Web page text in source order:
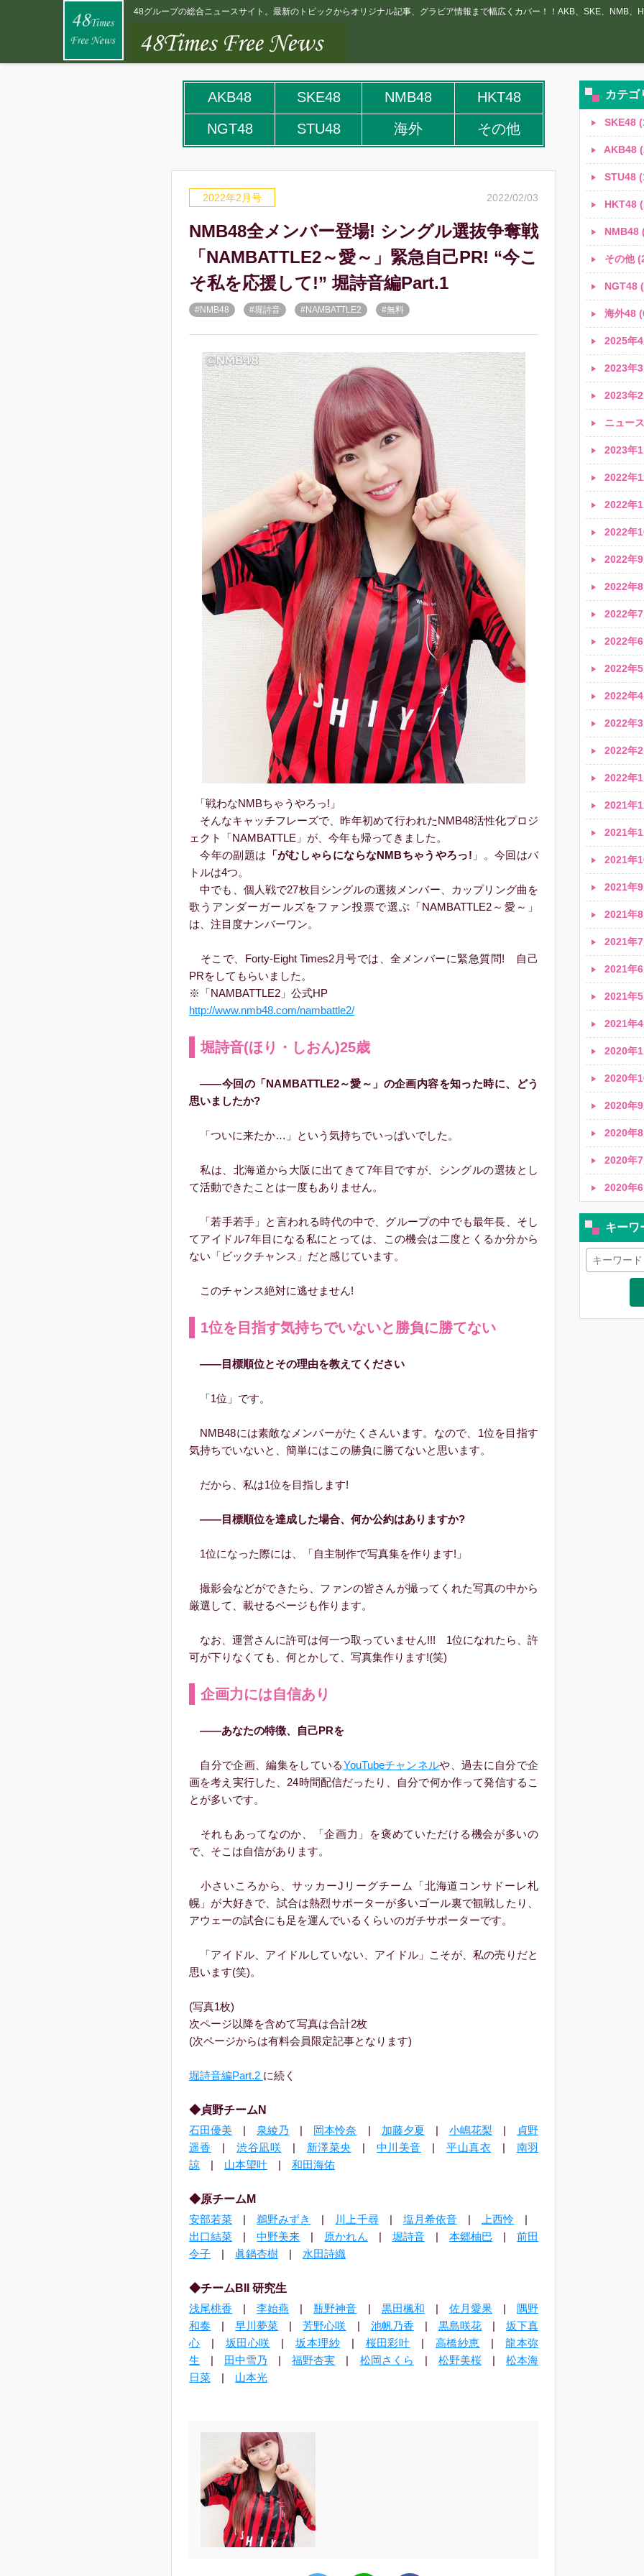
48グループの総合ニュースサイト。最新のトピックからオリジナル記事、グラビア情報まで幅広くカバー！！AKB、SKE、NMB、
AKB48 SKE48 NMB48
HKT48
NGT48
STU48 海外 その他
2022年2月号 2022/02/03
NMB48全メンバー登場! シングル選抜争奪戦
「NAMBATTLE2～愛～」緊急自己PR! “今こ
そ私を応援して!” 堀詩音編Part.1
#NMB48 #堀詩音 #NAMBATTLE2 #無料
「戦わなNMBちゃうやろっ!」
そんなキャッチフレーズで、昨年初めて行われたNMB48活性化プロジ
ェクト「NAMBATTLE」が、今年も帰ってきました。
今年の副題は 「がむしゃらにならなNMBちゃうやろっ! 」。今回はバ
トルは4つ。
中でも、個人戦で27枚目シングルの選抜メンバー、カップリング曲を
歌うアンダーガールズをファン投票で選ぶ「NAMBATTLE2～愛～」
は、注目度ナンバーワン。
そこで、Forty-Eight Times2月号では、全メンバーに緊急質問! 自己
PRをしてもらいました。
※「NAMBATTLE2」公式HP
http://www.nmb48.com/nambattle2/
堀詩音(ほり・しおん)25歳
――今回の「NAMBATTLE2～愛～」の企画内容を知った時に、どう
思いましたか?
「ついに来たか…」という気持ちでいっぱいでした。
私は、北海道から大阪に出てきて7年目ですが、シングルの選抜とし
て活動できたことは一度もありません。
「若手若手」と言われる時代の中で、グループの中でも最年長、そし
てアイドル7年目になる私にとっては、この機会は二度とくるか分から
ない「ビックチャンス」だと感じています。
このチャンス絶対に逃せません!
1位を目指す気持ちでいないと勝負に勝てない
――目標順位とその理由を教えてください
「1位」です。
NMB48には素敵なメンバーがたくさんいます。なので、1位を目指す
気持ちでいないと、簡単にはこの勝負に勝てないと思います。
だから、私は1位を目指します!
――目標順位を達成した場合、何か公約はありますか?
1位になった際には、「自主制作で写真集を作ります!」
撮影会などができたら、ファンの皆さんが撮ってくれた写真の中から
厳選して、載せるページも作ります。
なお、運営さんに許可は何一つ取っていません!!! 1位になれたら、許
可が下りなくても、何とかして、写真集作ります!(笑)
企画力には自信あり
――あなたの特徴、自己PRを
自分で企画、編集をしているYouTubeチャンネルや、過去に自分で企
画を考え実行した、24時間配信だったり、自分で何か作って発信するこ
とが多いです。
それもあってなのか、「企画力」を褒めていただける機会が多いの
で、そこは自信があります。
小さいころから、サッカーJリーグチーム「北海道コンサドーレ札
幌」が大好きで、試合は熱烈サポーターが多いゴール裏で観戦したり、
アウェーの試合にも足を運んでいるくらいのガチサポーターです。
「アイドル、アイドルしていない、アイドル」こそが、私の売りだと
思います(笑)。
(写真1枚)
次ページ以降を含めて写真は合計2枚
(次ページからは有料会員限定記事となります)
堀詩音編Part.2 に続く
◆貞野チームN
石田優美 | 泉綾乃 | 岡本怜奈 | 加藤夕夏 | 小嶋花梨 |
貞野
遥香
|渋谷凪咲 | 新澤菜央 | 中川美音 |平山真衣 | 南羽
諒 | 山本望叶 | 和田海佑
◆原チームM
安部若菜 | 鵜野みずき | 川上千尋| 塩月希依音| 上西怜 |
出口結菜 |中野美来 | 原かれん | 堀詩音| 本郷柚巴 |前田
令子 | 眞鍋杏樹 | 水田詩織
◆チームBII 研究生
浅尾桃香 |李始燕 |瓶野神音 | 黒田楓和 | 佐月愛果| 隅野
和奏 |早川夢菜 |芳野心咲 | 池帆乃香 | 黒島咲花|坂下真
心 | 坂田心咲 |坂本理紗 | 桜田彩叶 | 高橋紗恵 |龍本弥
生 | 田中雪乃 |福野杏実 | 松岡さくら | 松野美桜|松本海
日菜 | 山本光
カテゴ
SKE48
AKB48
STU48
HKT48
NMB48
その他
NGT48
海外48
2025年
2023年
2023年
ニュー
2023年
2022年
2022年
2022年
2022年
2022年
2022年
2022年
2022年
2022年
2022年
2022年
2022年
2021年
2021年
2021年
2021年
2021年
2021年
2021年
2021年
2021年
2020年
2020年
2020年
2020年
2020年
2020年
キーワ